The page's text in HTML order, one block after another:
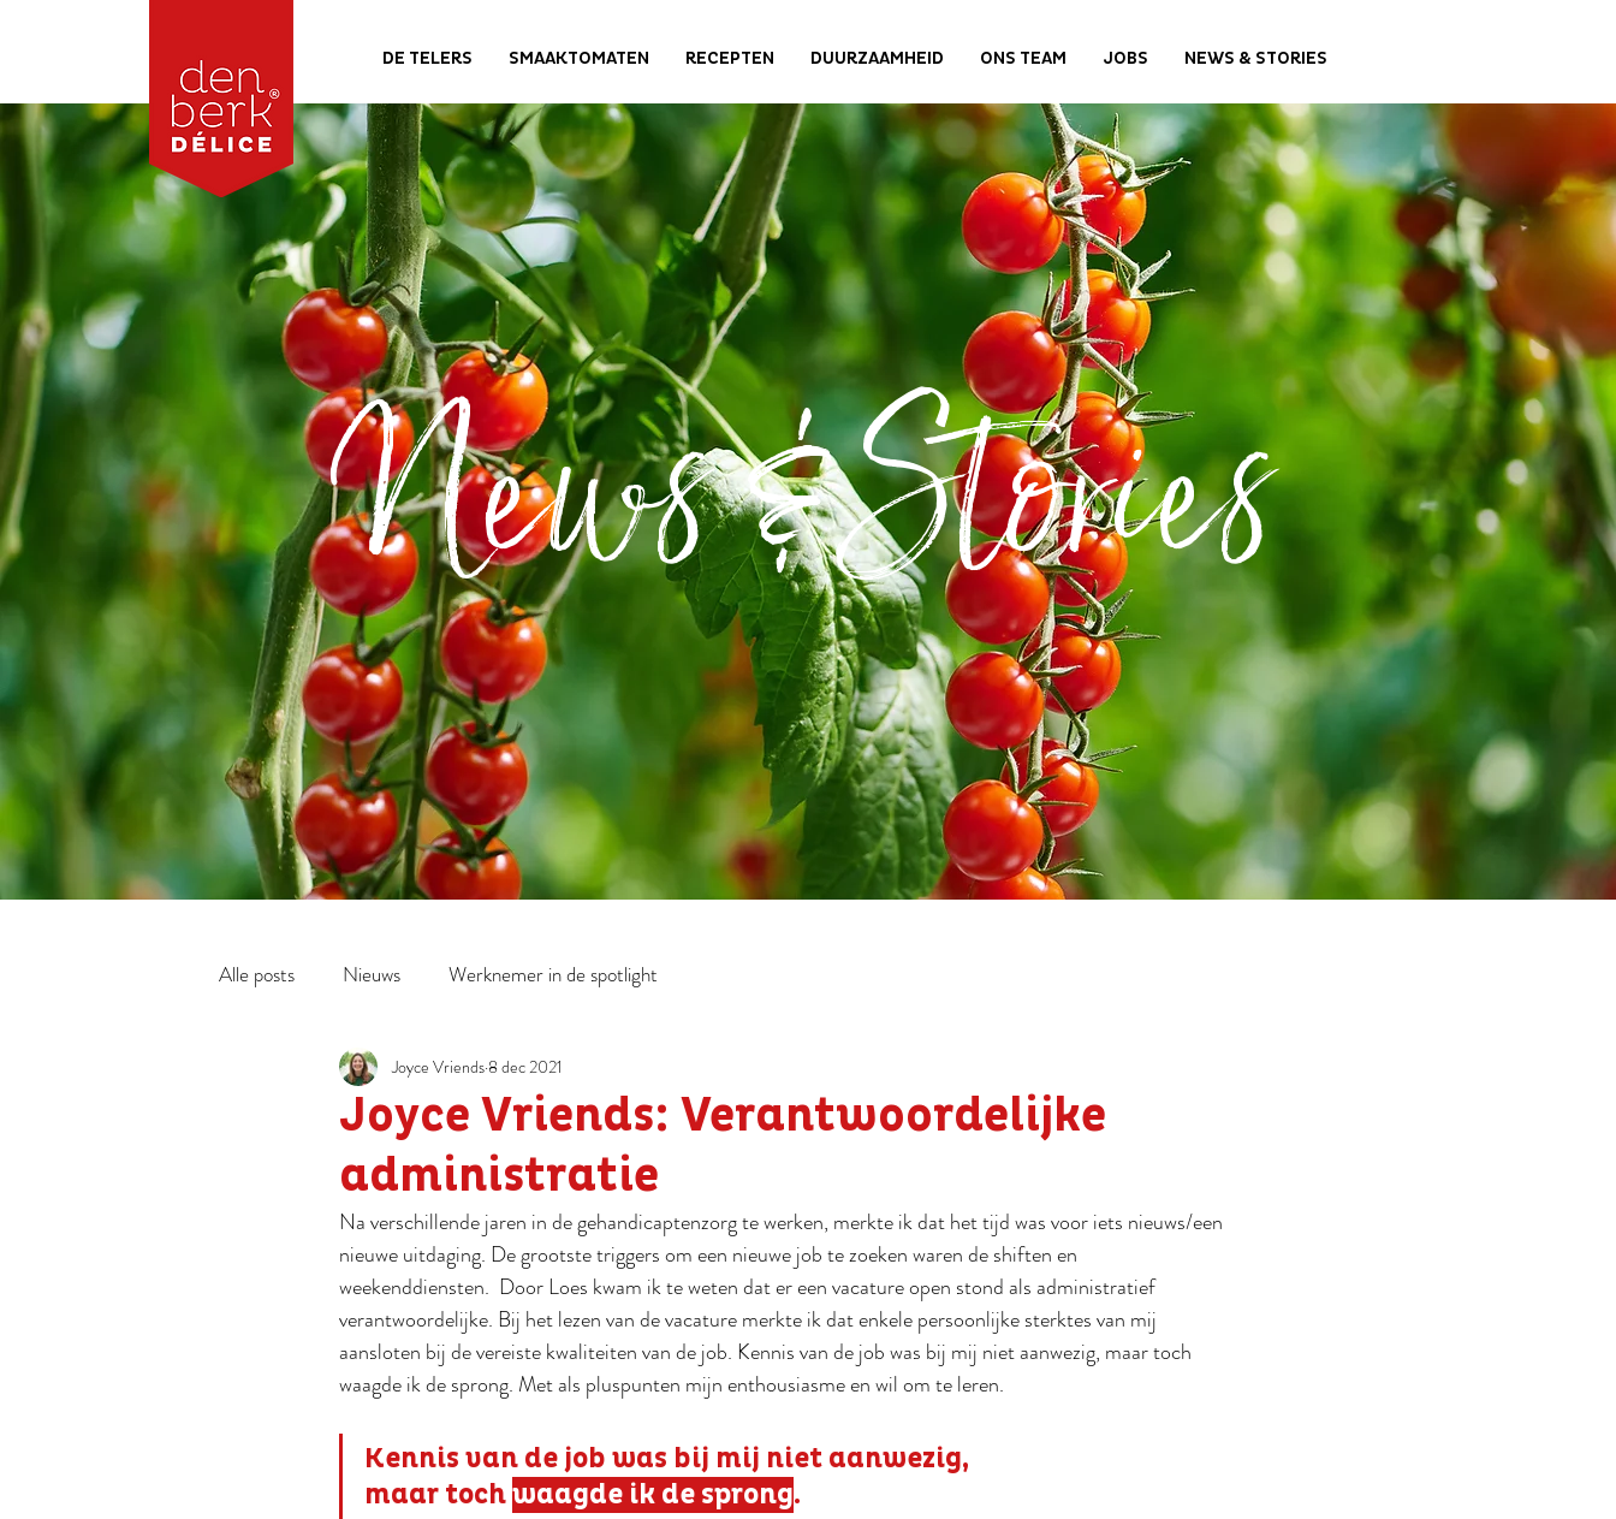
DE TELERS SMAAKTOMATEN RECEPTEN DUURZAAMHEID ONS TEAM JOBS NEWS & STORIES
News & Stories
Alle posts Nieuws Werknemer in de spotlight
Joyce Vriends: Verantwoordelijke
administratie
Joyce Vriends 8 dec 2021
Na verschillende jaren in de gehandicaptenzorg te werken, merkte ik dat het tijd was voor iets nieuws/een
nieuwe uitdaging. De grootste triggers om een nieuwe job te zoeken waren de shiften en
weekenddiensten.  Door Loes kwam ik te weten dat er een vacature open stond als administratief
verantwoordelijke. Bij het lezen van de vacature merkte ik dat enkele persoonlijke sterktes van mij
aansloten bij de vereiste kwaliteiten van de job. Kennis van de job was bij mij niet aanwezig, maar toch
waagde ik de sprong. Met als pluspunten mijn enthousiasme en wil om te leren.
Kennis van de job was bij mij niet aanwezig,
maar toch waagde ik de sprong.